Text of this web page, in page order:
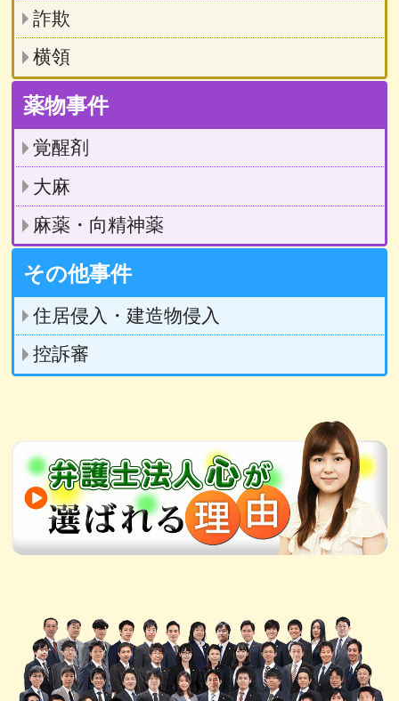
詐欺
横領
薬物事件
覚醒剤
大麻
麻薬・向精神薬
その他事件
住居侵入・建造物侵入
控訴審